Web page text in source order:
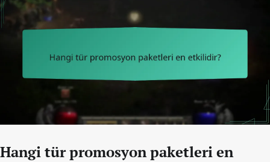
Hangi tür promosyon paketleri en